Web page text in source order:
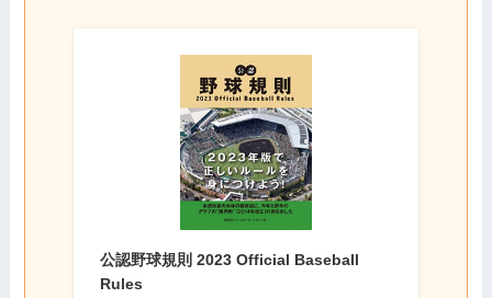
公認野球規則 2023 Official Baseball
Rules